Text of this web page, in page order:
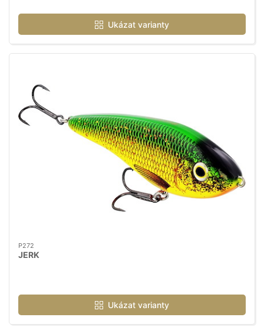
Ukázat varianty
P272
JERK
Ukázat varianty